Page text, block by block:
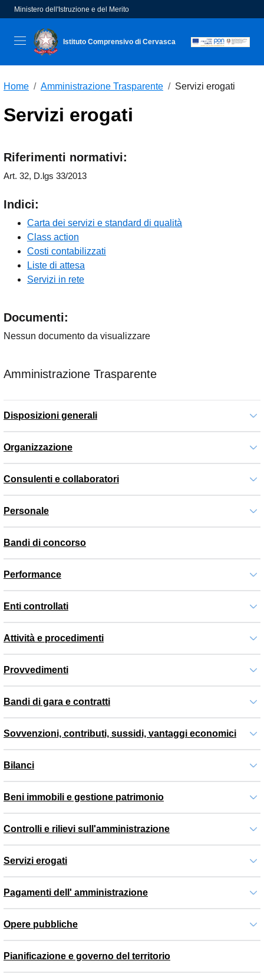
Ministero dell'Istruzione e del Merito
Istituto Comprensivo di Cervasca
Home Amministrazione Trasparente Servizi erogati
Servizi erogati
Riferimenti normativi:
Art. 32, D.lgs 33/2013
Indici:
Carta dei servizi e standard di qualità
Class action
Costi contabilizzati
Liste di attesa
Servizi in rete
Documenti:
Nessun documento da visualizzare
Amministrazione Trasparente
Disposizioni generali
Organizzazione
Consulenti e collaboratori
Personale
Bandi di concorso
Performance
Enti controllati
Attività e procedimenti
Provvedimenti
Bandi di gara e contratti
Sovvenzioni, contributi, sussidi, vantaggi economici
Bilanci
Beni immobili e gestione patrimonio
Controlli e rilievi sull'amministrazione
Servizi erogati
Pagamenti dell' amministrazione
Opere pubbliche
Pianificazione e governo del territorio